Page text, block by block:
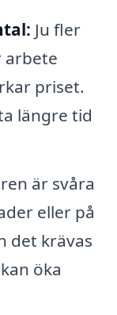
Ju fler
arbete
priset.
längre tid
är svåra
eller på
det krävas
öka